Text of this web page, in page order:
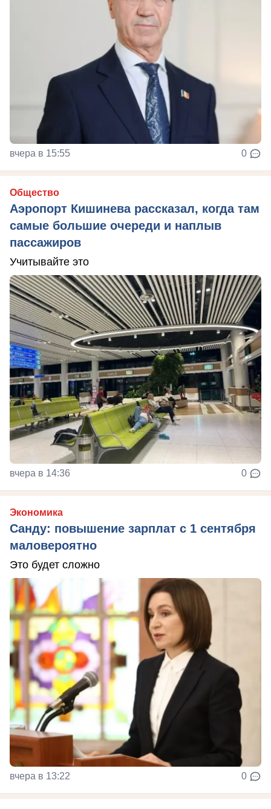
вчера в 15:55 0
Общество
Аэропорт Кишинева рассказал, когда там
самые большие очереди и наплыв
пассажиров
Учитывайте это
вчера в 14:36 0
Экономика
Санду: повышение зарплат с 1 сентября
маловероятно
Это будет сложно
вчера в 13:22 0